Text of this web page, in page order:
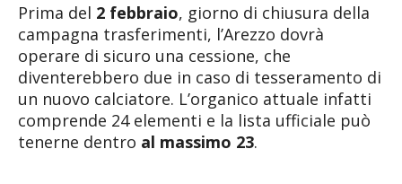
Prima del 2 febbraio, giorno di chiusura della
campagna trasferimenti, l’Arezzo dovrà
operare di sicuro una cessione, che
diventerebbero due in caso di tesseramento di
un nuovo calciatore. L’organico attuale infatti
comprende 24 elementi e la lista ufficiale può
tenerne dentro al massimo 23.